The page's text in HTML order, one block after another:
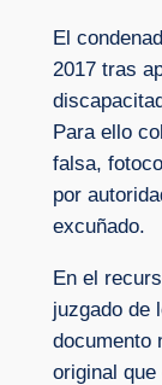
El
2017 tras
Para ello
falsa,
por
excuñado.
En el
juzgado de
documento
original